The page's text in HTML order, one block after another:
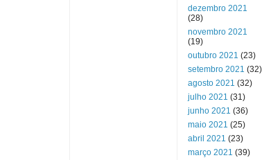
dezembro 2021
(28)
novembro 2021
(19)
outubro 2021 (23)
setembro 2021 (32)
agosto 2021 (32)
julho 2021 (31)
junho 2021 (36)
maio 2021 (25)
abril 2021 (23)
março 2021 (39)